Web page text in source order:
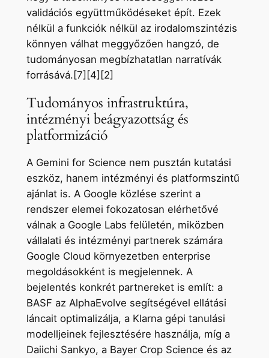
validációs együttműködéseket épít. Ezek
nélkül a funkciók nélkül az irodalomszintézis
könnyen válhat meggyőzően hangzó, de
tudományosan megbízhatatlan narratívák
forrásává.[7][4][2]
Tudományos infrastruktúra,
intézményi beágyazottság és
platformizáció
A Gemini for Science nem pusztán kutatási
eszköz, hanem intézményi és platformszintű
ajánlat is. A Google közlése szerint a
rendszer elemei fokozatosan elérhetővé
válnak a Google Labs felületén, miközben
vállalati és intézményi partnerek számára
Google Cloud környezetben enterprise
megoldásokként is megjelennek. A
bejelentés konkrét partnereket is említ: a
BASF az AlphaEvolve segítségével ellátási
láncait optimalizálja, a Klarna gépi tanulási
modelljeinek fejlesztésére használja, míg a
Daiichi Sankyo, a Bayer Crop Science és az